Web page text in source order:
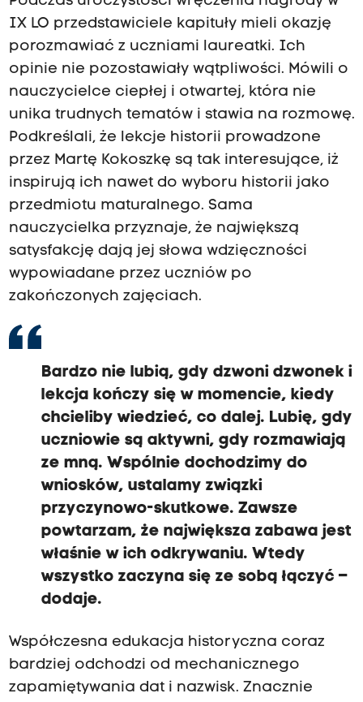
IX LO przedstawiciele kapituły mieli okazję
porozmawiać z uczniami laureatki. Ich
opinie nie pozostawiały wątpliwości. Mówili o
nauczycielce ciepłej i otwartej, która nie
unika trudnych tematów i stawia na rozmowę.
Podkreślali, że lekcje historii prowadzone
przez Martę Kokoszkę są tak interesujące, iż
inspirują ich nawet do wyboru historii jako
przedmiotu maturalnego. Sama
nauczycielka przyznaje, że największą
satysfakcję dają jej słowa wdzięczności
wypowiadane przez uczniów po
zakończonych zajęciach.
Bardzo nie lubią, gdy dzwoni dzwonek i
lekcja kończy się w momencie, kiedy
chcieliby wiedzieć, co dalej. Lubię, gdy
uczniowie są aktywni, gdy rozmawiają
ze mną. Wspólnie dochodzimy do
wniosków, ustalamy związki
przyczynowo-skutkowe. Zawsze
powtarzam, że największa zabawa jest
właśnie w ich odkrywaniu. Wtedy
wszystko zaczyna się ze sobą łączyć –
dodaje.
Współczesna edukacja historyczna coraz
bardziej odchodzi od mechanicznego
zapamiętywania dat i nazwisk. Znacznie